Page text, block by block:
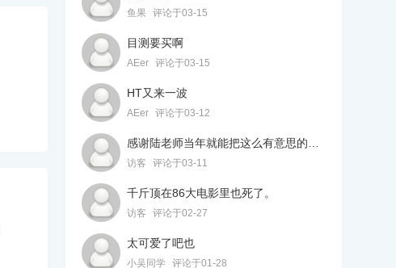
鱼果 评论于03-15
目测要买啊
AEer 评论于03-15
HT又来一波
AEer 评论于03-12
感谢陆老师当年就能把这么有意思的东西带给我们，让我们大开眼界。
访客 评论于03-11
千斤顶在86大电影里也死了。
访客 评论于02-27
太可爱了吧也
小吴同学 评论于01-28